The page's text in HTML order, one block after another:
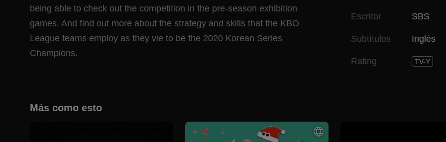
being able to check out the competition in the pre-season exhibition
games. And find out more about the strategy and skills that the KBO
League teams employ as they vie to be the 2020 Korean Series
Champions.
Escritor SBS
Subtítulos Inglés
Rating TV-Y
Más como esto